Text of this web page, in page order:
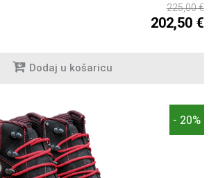
225,00 €
202,50 €
Dodaj u košaricu
- 20%